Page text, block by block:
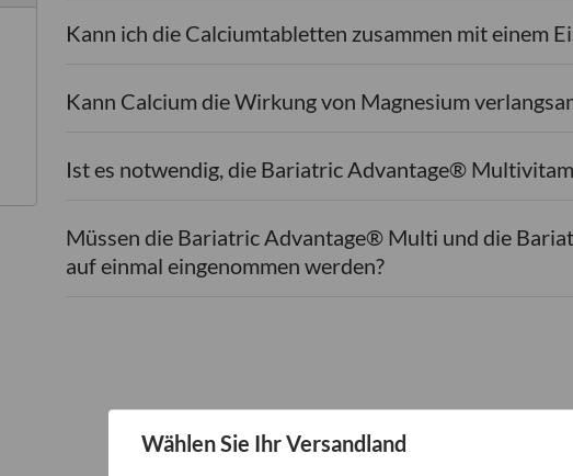
Kann ich die Calciumtabletten zusammen mit einem
Kann Calcium die Wirkung von Magnesium
Ist es notwendig, die Bariatric Advantage®
Müssen die Bariatric Advantage® Multi und die
auf einmal eingenommen werden?
Wählen Sie Ihr Versandland